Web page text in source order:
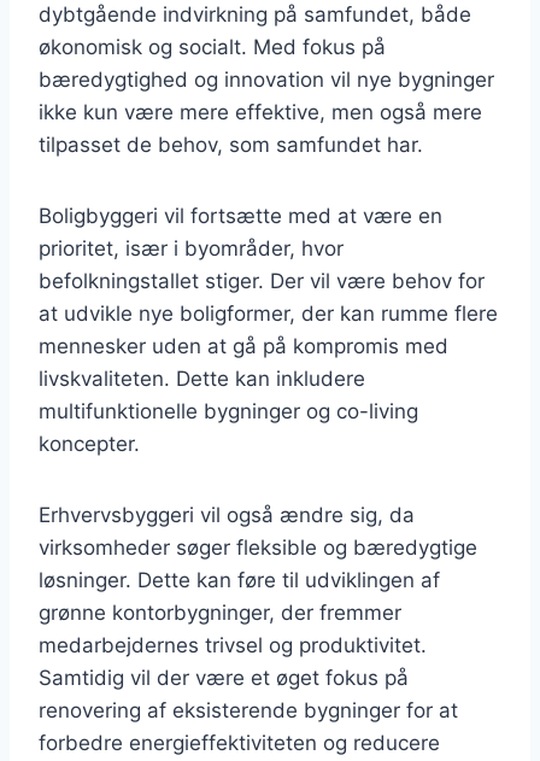
dybtgående indvirkning på samfundet, både
økonomisk og socialt. Med fokus på
bæredygtighed og innovation vil nye bygninger
ikke kun være mere effektive, men også mere
tilpasset de behov, som samfundet har.
Boligbyggeri vil fortsætte med at være en
prioritet, især i byområder, hvor
befolkningstallet stiger. Der vil være behov for
at udvikle nye boligformer, der kan rumme flere
mennesker uden at gå på kompromis med
livskvaliteten. Dette kan inkludere
multifunktionelle bygninger og co-living
koncepter.
Erhvervsbyggeri vil også ændre sig, da
virksomheder søger fleksible og bæredygtige
løsninger. Dette kan føre til udviklingen af
grønne kontorbygninger, der fremmer
medarbejdernes trivsel og produktivitet.
Samtidig vil der være et øget fokus på
renovering af eksisterende bygninger for at
forbedre energieffektiviteten og reducere